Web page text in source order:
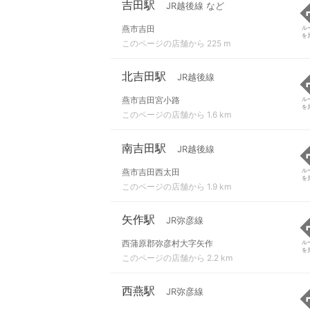
吉田駅 JR越後線 など
燕市吉田
このページの店舗から 225 m
ル
を
北吉田駅 JR越後線
燕市吉田宮小路
このページの店舗から 1.6 km
ル
を
南吉田駅 JR越後線
燕市吉田西太田
このページの店舗から 1.9 km
ル
を
矢作駅 JR弥彦線
西蒲原郡弥彦村大字矢作
このページの店舗から 2.2 km
ル
を
西燕駅 JR弥彦線